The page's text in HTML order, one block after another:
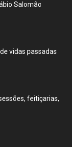
Salomão
vidas passadas
feitiçarias,